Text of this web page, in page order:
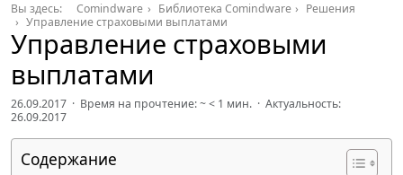
Вы здесь: Comindware Библиотека Comindware
Решения
Управление страховыми выплатами
Управление страховыми
выплатами
26.09.2017 · Время на прочтение: ~< 1 мин. · Актуальность:
26.09.2017
Содержание